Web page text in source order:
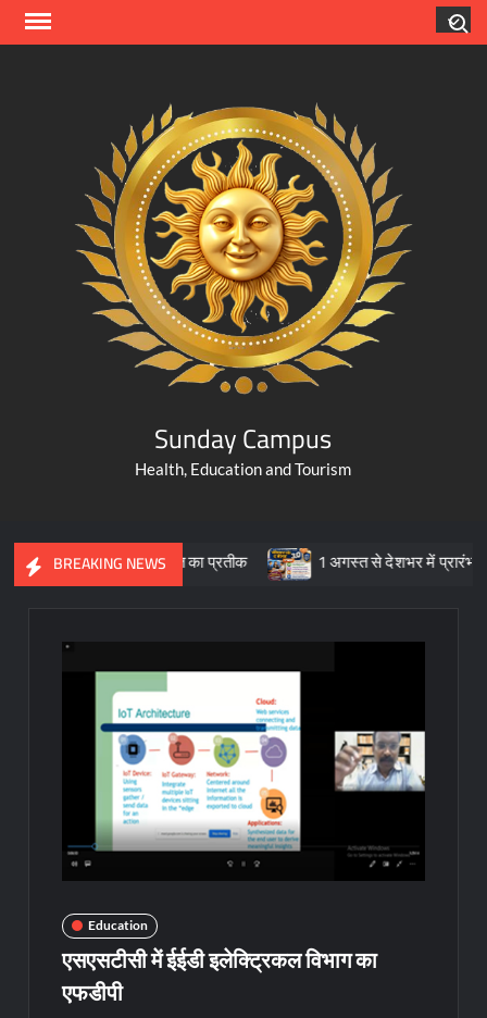
Skip
Sunday Campus
Health, Education and Tourism
BREAKING NEWS
विरासत का प्रतीक 1 अगस्त से देशभर में प्रारंभ हुआ ’मीडियेशन
Education
एसएसटीसी में ईईडी इलेक्ट्रिकल विभाग का
एफडीपी